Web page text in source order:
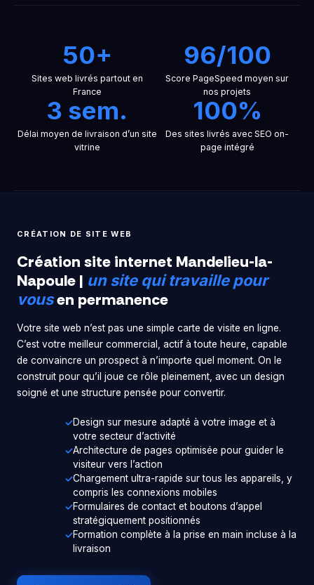
50+
Sites web livrés partout en
France
96/100
Score PageSpeed moyen sur
nos projets
3 sem.
Délai moyen de livraison d’un site
vitrine
100%
Des sites livrés avec SEO on-
page intégré
CRÉATION DE SITE WEB
Création site internet Mandelieu-la-
Napoule | un site qui travaille pour
vousen permanence
Votre site web n’est pas une simple carte de visite en ligne.
C’est votre meilleur commercial, actif à toute heure, capable
de convaincre un prospect à n’importe quel moment. On le
construit pour qu’il joue ce rôle pleinement, avec un design
soigné et une structure pensée pour convertir.
Design sur mesure adapté à votre image et à
votre secteur d’activité
Architecture de pages optimisée pour guider le
visiteur vers l’action
Chargement ultra-rapide sur tous les appareils, y
compris les connexions mobiles
Formulaires de contact et boutons d’appel
stratégiquement positionnés
Formation complète à la prise en main incluse à la
livraison